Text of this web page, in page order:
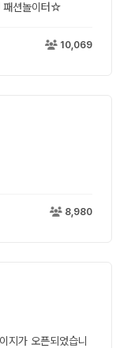
패션놀이터☆
10,069
8,980
지가 오픈되었습니